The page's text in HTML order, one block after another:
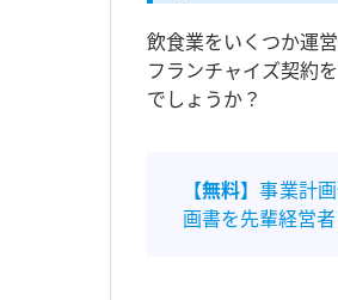
飲食業をいくつか運
フランチャイズ契約
でしょうか？
【無料】事業計
画書を先輩経営